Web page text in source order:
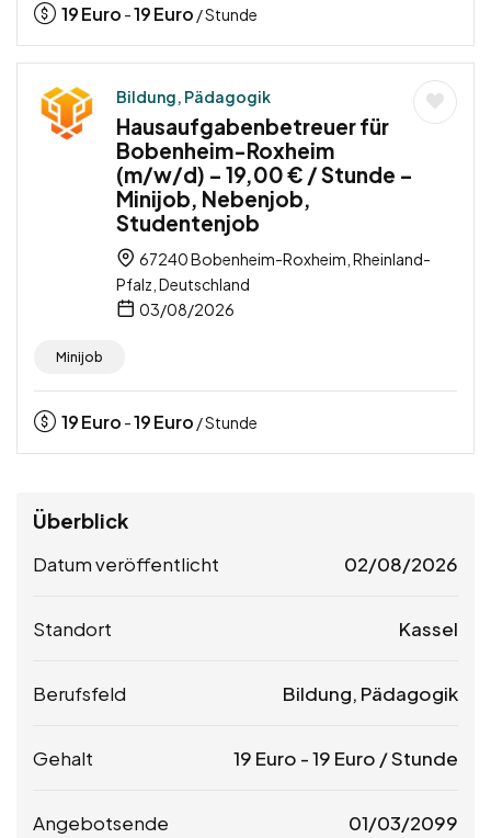
19Euro -19Euro / Stunde
Bildung, Pädagogik
Hausaufgabenbetreuer für
Bobenheim-Roxheim
(m/w/d) – 19,00 € / Stunde –
Minijob, Nebenjob,
Studentenjob
67240 Bobenheim-Roxheim, Rheinland-
Pfalz, Deutschland
03/08/2026
Minijob
19Euro -19Euro / Stunde
Überblick
Datum veröffentlicht 02/08/2026
Standort Kassel
Berufsfeld Bildung, Pädagogik
Gehalt 19 Euro -19 Euro / Stunde
Angebotsende 01/03/2099